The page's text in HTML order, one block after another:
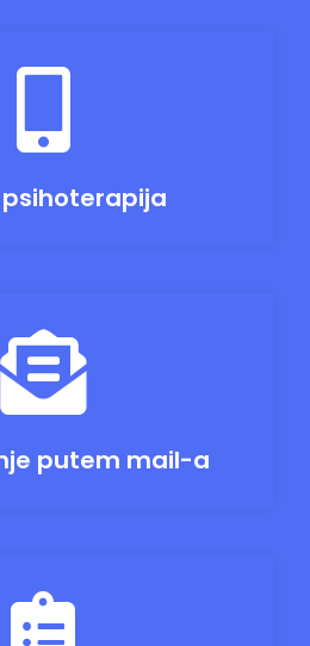
psihoterapija
putem mail-a